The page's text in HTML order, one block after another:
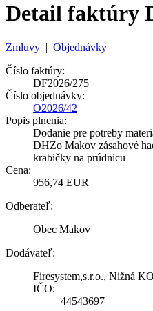
Detail faktúry
Zmluvy | Objednávky
Číslo faktúry:
DF2026/275
Číslo objednávky:
O2026/42
Popis plnenia:
Dodanie pre potreby
DHZo Makov zásahové
krabičky na prúdnicu
Cena:
956,74 EUR
Odberateľ:
Obec Makov
Dodávateľ:
Firesystem,s.r.o., Nižná
IČO:
44543697